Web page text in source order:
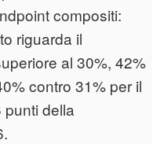
compositi:
riguarda il
al 30%, 42%
contro 31% per il
punti della